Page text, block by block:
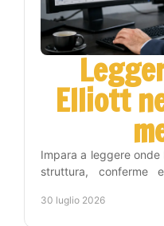
Elliott
Impara a leggere onde
struttura, conferme
30 luglio 2026